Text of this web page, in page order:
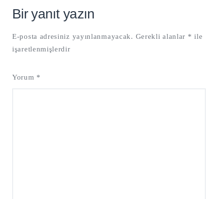
Bir yanıt yazın
E-posta adresiniz yayınlanmayacak. Gerekli alanlar * ile
işaretlenmişlerdir
Yorum *